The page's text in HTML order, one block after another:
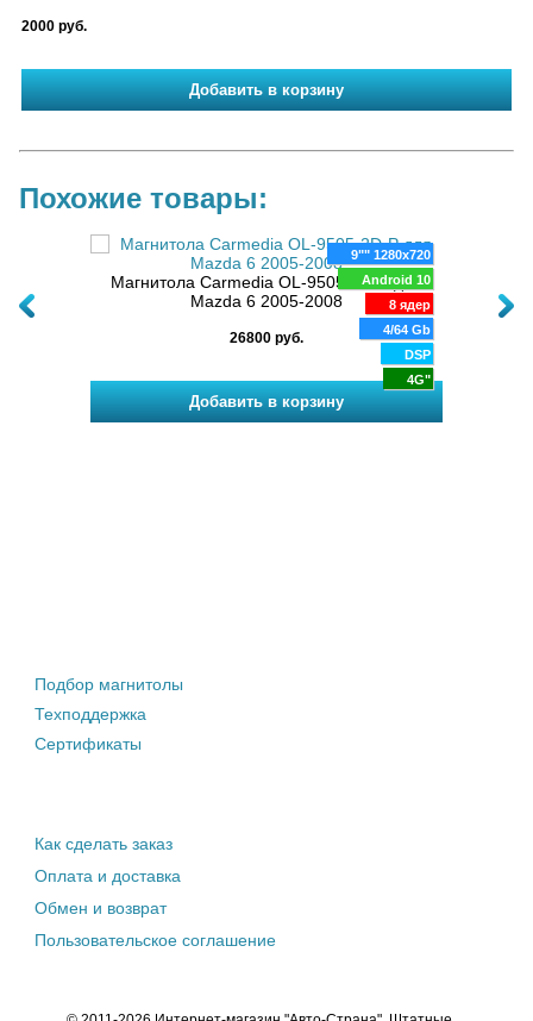
2000 руб.
Похожие товары:
ядер
9"" 1280x720
Android 10
8 ядер
4/64 Gb
DSP
4G"
Магнитола Carmedia OL-9505-2D-P для
Mazda 6 2005-2008
26800 руб.
Подбор магнитолы
Техподдержка
Сертификаты
Как сделать заказ
Оплата и доставка
Обмен и возврат
Пользовательское соглашение